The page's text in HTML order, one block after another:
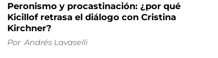
Peronismo y procastinación: ¿por qué
Kicillof retrasa el diálogo con Cristina
Kirchner?
Por Andrés Lavaselli